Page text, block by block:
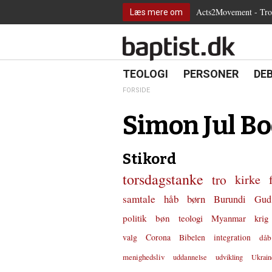
gå
for
6.0:
Internationalt
Læs mere om Acts2Movement -
18.0:
TEOLOGI 19.0:
PERSONER
FORSIDE
Simon Jul
Stikord
torsdagstanke tro kirke
samtale håb børn Burundi Gud
politik
bøn teologi Myanmar krig
valg
Corona Bibelen integration dåb
menighedsliv
uddannelse udvikling